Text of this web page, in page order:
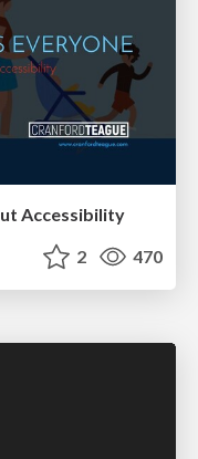
Accessibility
2 470